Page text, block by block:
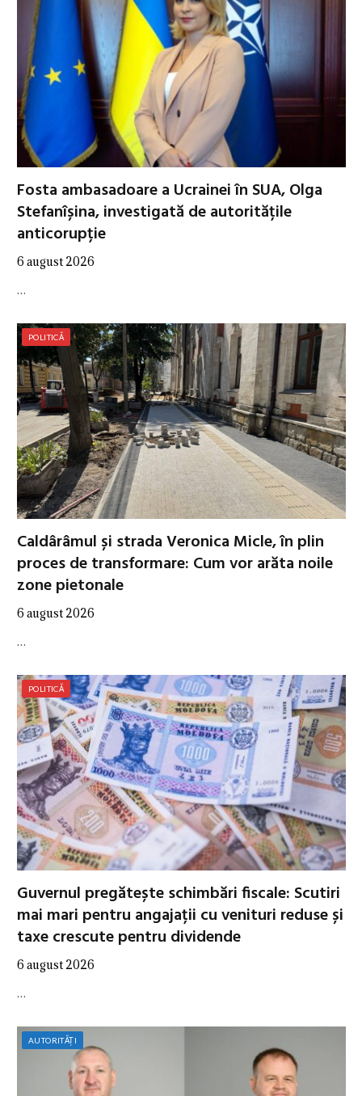
Fosta ambasadoare a Ucrainei în SUA, Olga
Stefanîșina, investigată de autoritățile
anticorupție
6 august 2026
…
POLITICĂ
Caldârâmul și strada Veronica Micle, în plin
proces de transformare: Cum vor arăta noile
zone pietonale
6 august 2026
…
POLITICĂ
Guvernul pregătește schimbări fiscale: Scutiri
mai mari pentru angajații cu venituri reduse și
taxe crescute pentru dividende
6 august 2026
…
AUTORITĂȚI